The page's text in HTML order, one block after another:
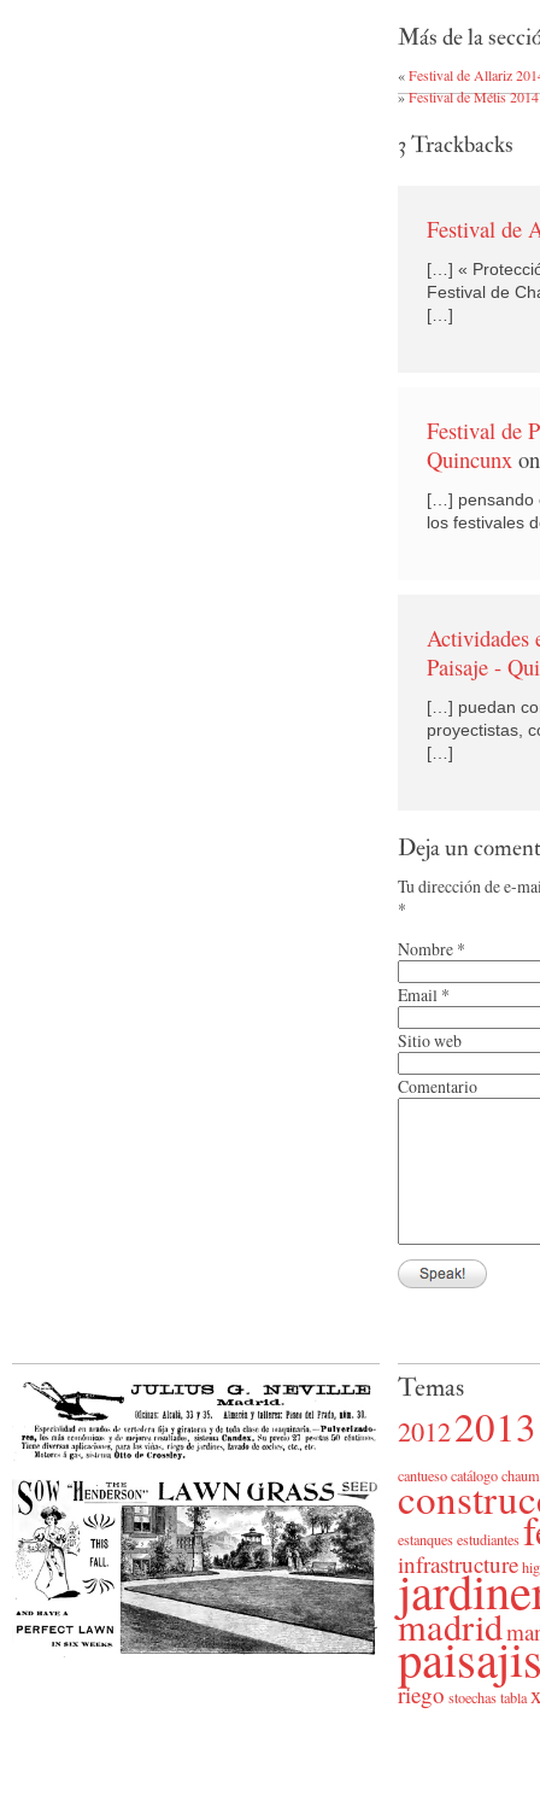
Más de la
«Festival de Allariz
»Festival de Métis 2014
3Trackbacks
Festival de
[…] «
Festival de
[…]
Festival de
Quincunx
[…] pensando
los festivales
Actividades
Paisaje -
[…] puedan
proyectistas,
[…]
Deja un
Tu dirección de e-
*
Nombre *
Email *
Sitio web
Comentario
Temas
20122013
cantuesocatálogo
estanquesestudiantes
infrastructure
madrid
riego stoechastabla